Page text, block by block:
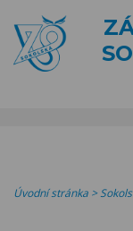
Úvodní stránka >